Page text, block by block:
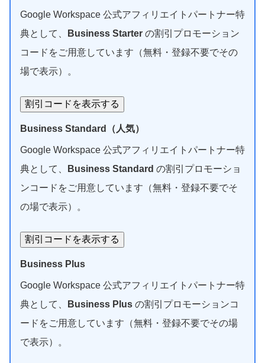
Google Workspace 公式アフィリエイトパートナー特
典として、
Business Starter の割引プロモーション
コードをご用意しています（無料・登録不要でその
場で表示）。
割引コードを表示する
Business Standard（人気）
Google Workspace 公式アフィリエイトパートナー特
典として、
Business Standard の割引プロモーショ
ンコードをご用意しています（無料・登録不要でそ
の場で表示）。
割引コードを表示する
Business Plus
Google Workspace 公式アフィリエイトパートナー特
典として、
Business Plus の割引プロモーションコ
ードをご用意しています（無料・登録不要でその場
で表示）。